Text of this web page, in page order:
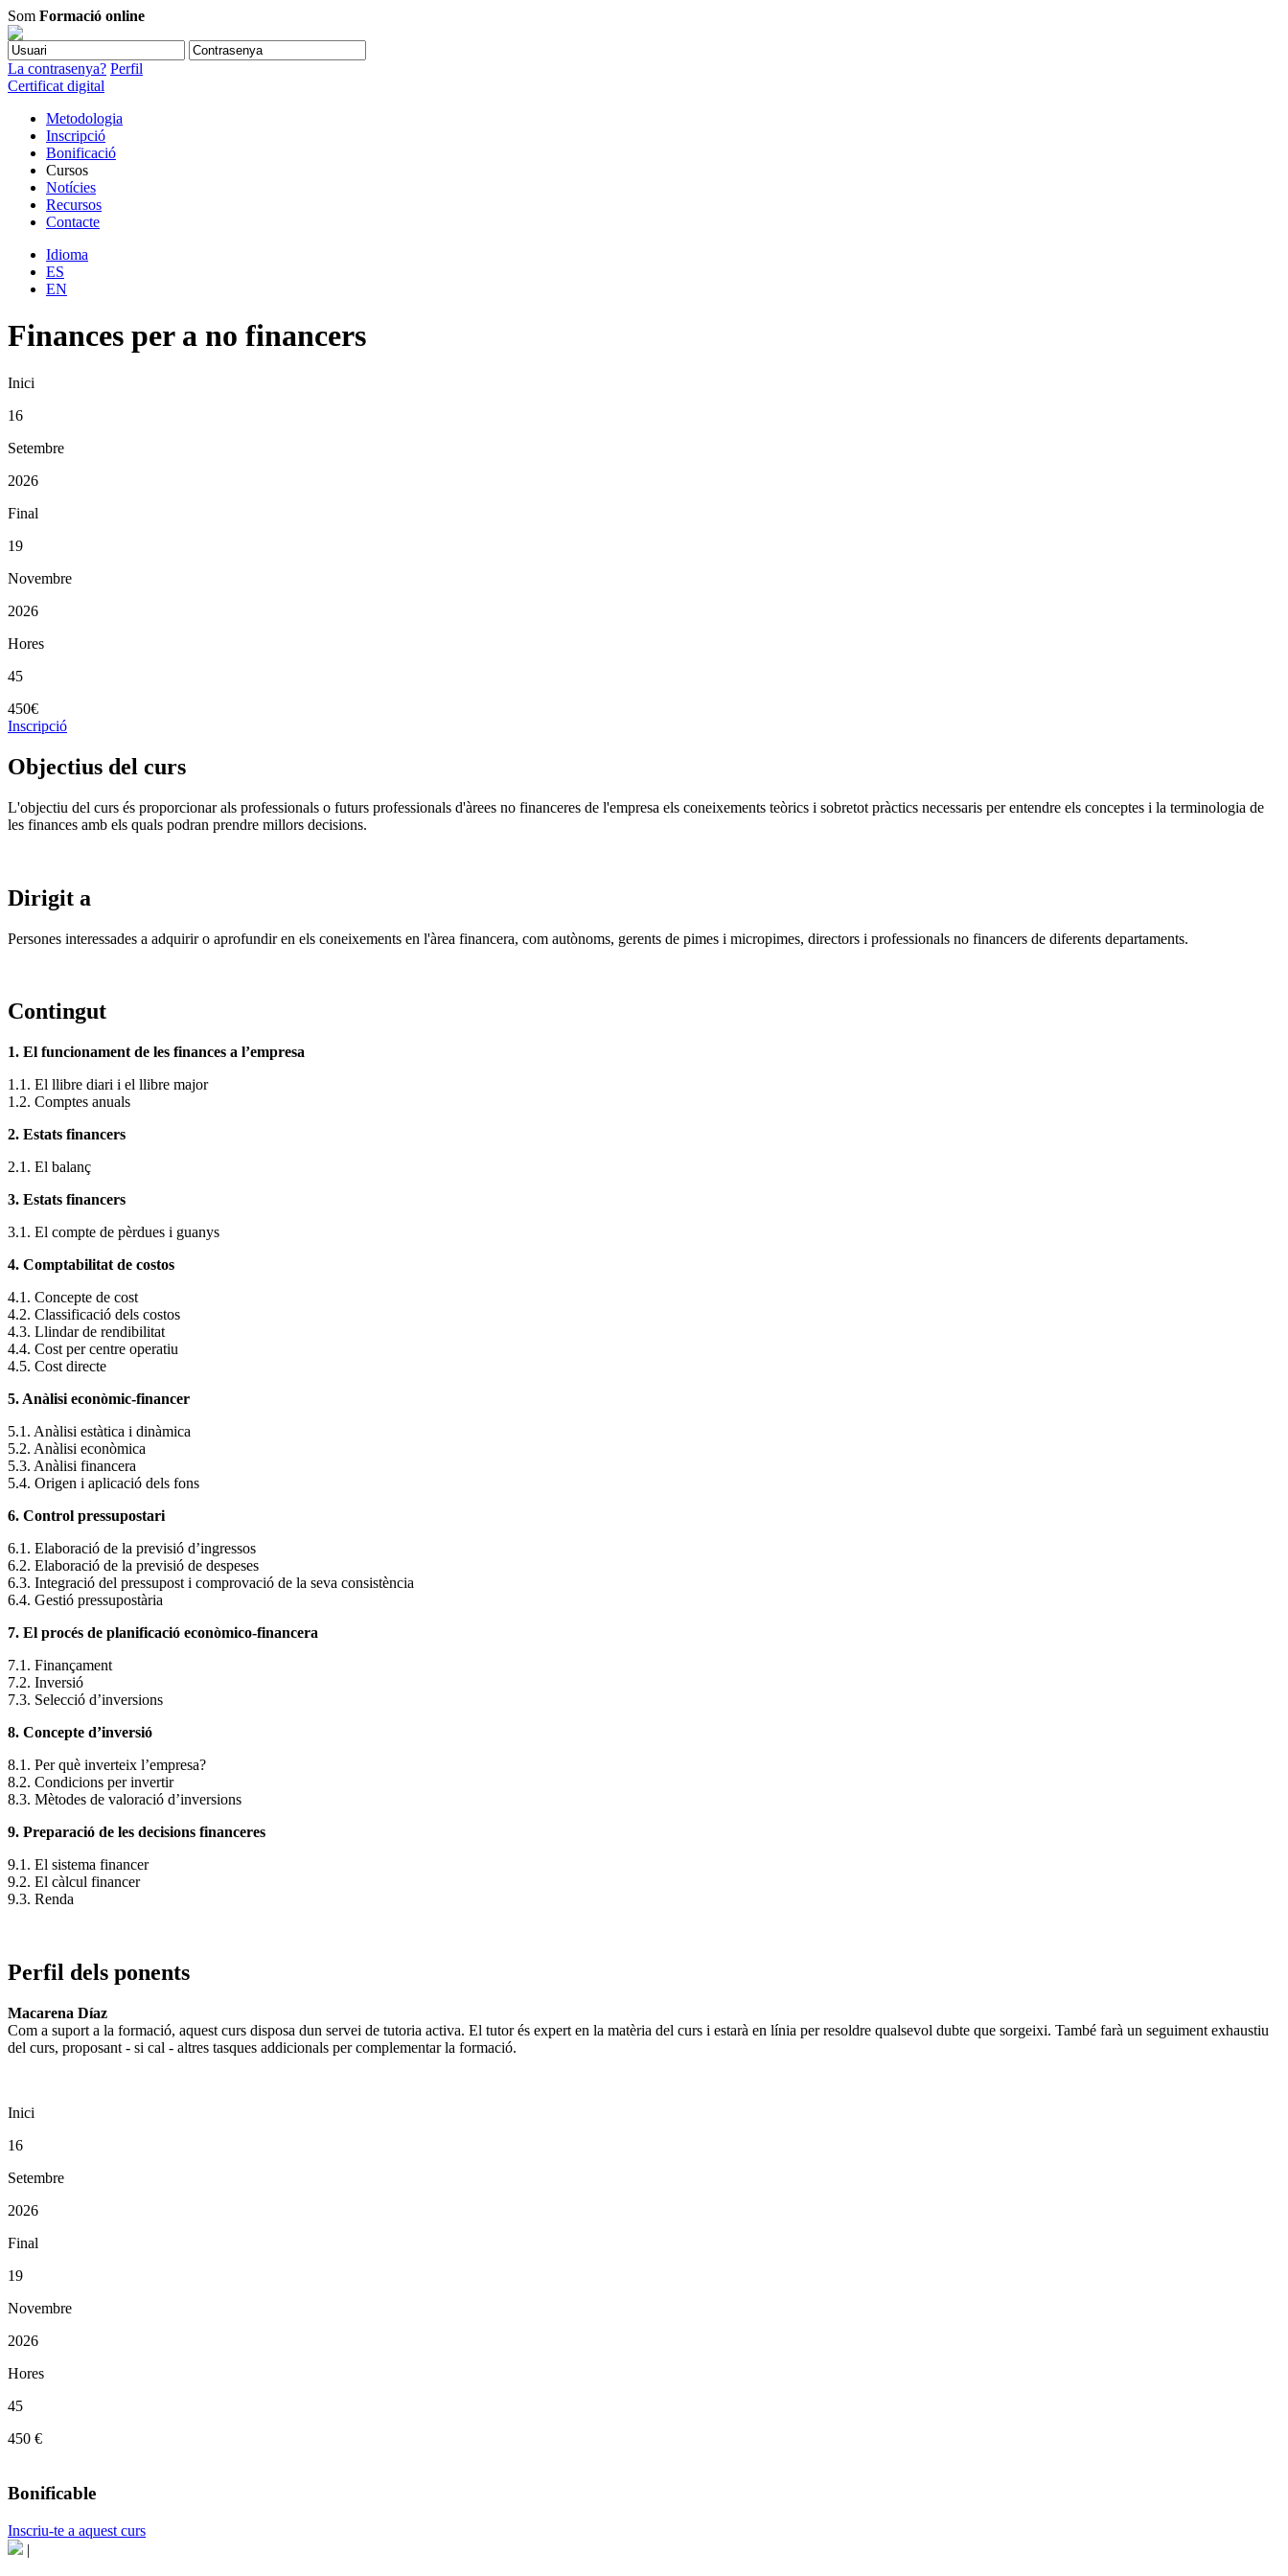
Som Formació online
La contrasenya? Perfil
Certificat digital
Metodologia
Inscripció
Bonificació
Cursos
Notícies
Recursos
Contacte
Idioma
ES
EN
Finances per a no financers
Inici
16
Setembre
2026
Final
19
Novembre
2026
Hores
45
450€
Inscripció
Objectius del curs
L'objectiu del curs és proporcionar als professionals o futurs professionals d'àrees no financeres de l'empresa els coneixements teòrics i sobretot pràctics necessaris per entendre els conceptes i la terminologia de
les finances amb els quals podran prendre millors decisions.
Dirigit a
Persones interessades a adquirir o aprofundir en els coneixements en l'àrea financera, com autònoms, gerents de pimes i micropimes, directors i professionals no financers de diferents departaments.
Contingut
1. El funcionament de les finances a l’empresa
1.1. El llibre diari i el llibre major
1.2. Comptes anuals
2. Estats financers
2.1. El balanç
3. Estats financers
3.1. El compte de pèrdues i guanys
4. Comptabilitat de costos
4.1. Concepte de cost
4.2. Classificació dels costos
4.3. Llindar de rendibilitat
4.4. Cost per centre operatiu
4.5. Cost directe
5. Anàlisi econòmic-financer
5.1. Anàlisi estàtica i dinàmica
5.2. Anàlisi econòmica
5.3. Anàlisi financera
5.4. Origen i aplicació dels fons
6. Control pressupostari
6.1. Elaboració de la previsió d’ingressos
6.2. Elaboració de la previsió de despeses
6.3. Integració del pressupost i comprovació de la seva consistència
6.4. Gestió pressupostària
7. El procés de planificació econòmico-financera
7.1. Finançament
7.2. Inversió
7.3. Selecció d’inversions
8. Concepte d’inversió
8.1. Per què inverteix l’empresa?
8.2. Condicions per invertir
8.3. Mètodes de valoració d’inversions
9. Preparació de les decisions financeres
9.1. El sistema financer
9.2. El càlcul financer
9.3. Renda
Perfil dels ponents
Macarena Díaz
Com a suport a la formació, aquest curs disposa dun servei de tutoria activa. El tutor és expert en la matèria del curs i estarà en línia per resoldre qualsevol dubte que sorgeixi. També farà un seguiment exhaustiu
del curs, proposant - si cal - altres tasques addicionals per complementar la formació.
Inici
16
Setembre
2026
Final
19
Novembre
2026
Hores
45
450 €
Bonificable
Inscriu-te a aquest curs
|